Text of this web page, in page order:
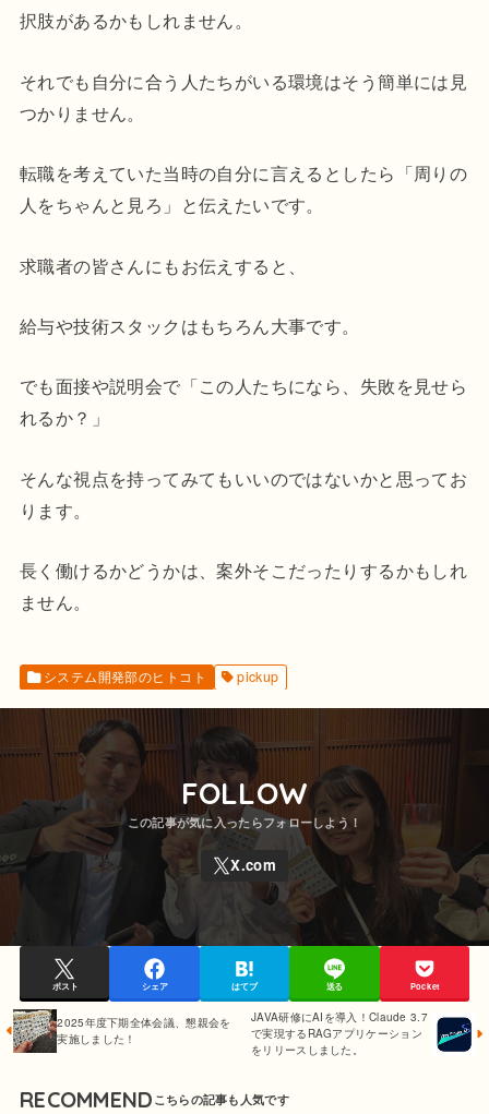
択肢があるかもしれません。
それでも自分に合う人たちがいる環境はそう簡単には見
つかりません。
転職を考えていた当時の自分に言えるとしたら「周りの
人をちゃんと見ろ」と伝えたいです。
求職者の皆さんにもお伝えすると、
給与や技術スタックはもちろん大事です。
でも面接や説明会で「この人たちになら、失敗を見せら
れるか？」
そんな視点を持ってみてもいいのではないかと思ってお
ります。
長く働けるかどうかは、案外そこだったりするかもしれ
ません。
システム開発部のヒトコト pickup
FOLLOW
ポスト シェア はてブ 送る Pocket
2025年度下期全体会議、懇親会を
実施しました！
JAVA研修にAIを導入！Claude 3.7
で実現するRAGアプリケーション
をリリースしました。
RECOMMEND